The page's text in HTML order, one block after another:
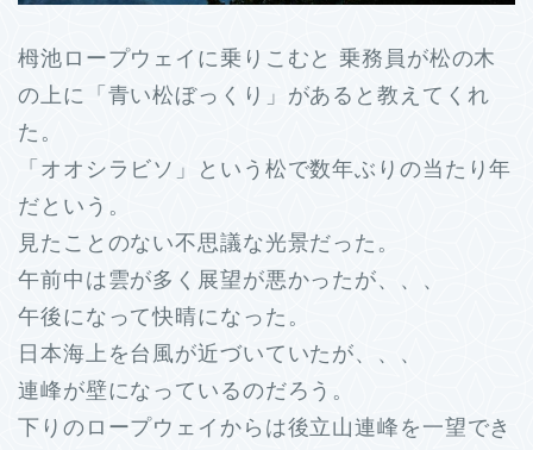
栂池ロープウェイに乗りこむと 乗務員が松の木
の上に「青い松ぼっくり」があると教えてくれ
た。
「オオシラビソ」という松で数年ぶりの当たり年
だという。
見たことのない不思議な光景だった。
午前中は雲が多く展望が悪かったが、、、
午後になって快晴になった。
日本海上を台風が近づいていたが、、、
連峰が壁になっているのだろう。
下りのロープウェイからは後立山連峰を一望でき